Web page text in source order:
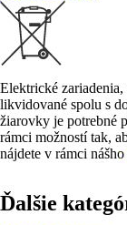
Elektrické
likvidované spolu s
žiarovky je potrebné
rámci možností tak,
nájdete v rámci nášho
Ďalšie